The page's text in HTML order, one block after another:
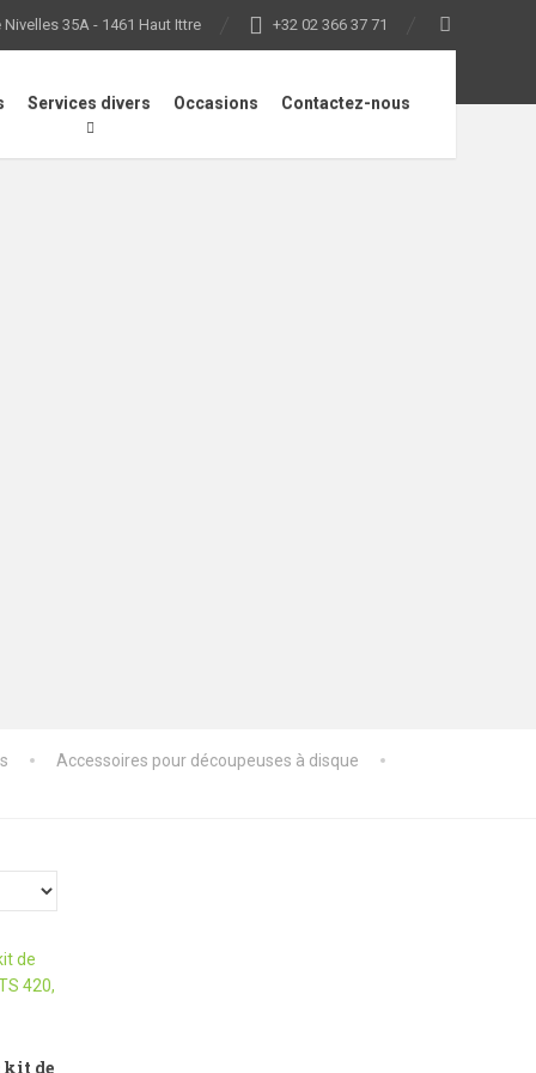
Nivelles 35A - 1461 Haut Ittre +32 02 366 37 71
Services divers Occasions Contactez-nous
Accessoires pour découpeuses à disque
kit de